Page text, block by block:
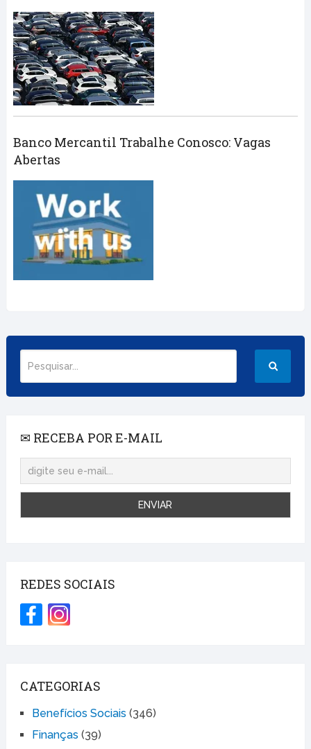
Banco Mercantil Trabalhe Conosco: Vagas
Abertas
✉ RECEBA POR E-MAIL
REDES SOCIAIS
CATEGORIAS
Benefícios Sociais (346)
Finanças (39)